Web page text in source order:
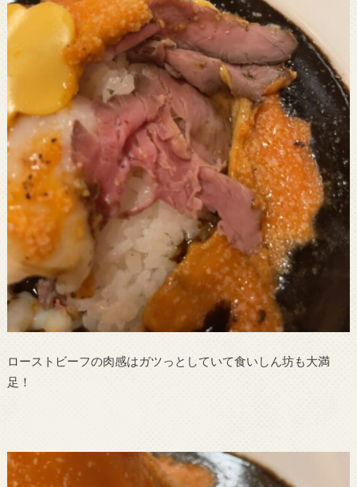
ローストビーフの肉感はガツっとしていて食いしん坊も大満
足！